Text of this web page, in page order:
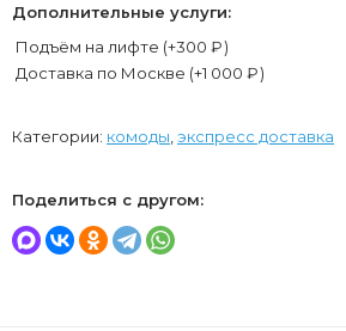
Дополнительные услуги:
Подъём на лифте (+300 ₽)
Доставка по Москве (+1 000 ₽)
Категории: комоды экспресс доставка
Поделиться с другом: